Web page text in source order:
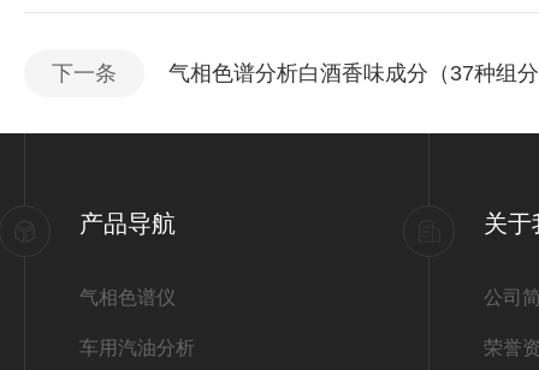
下一条 气相色谱分析白酒香味成分（37种组
产品导航
气相色谱仪
车用汽油分析
关于
公司
荣誉